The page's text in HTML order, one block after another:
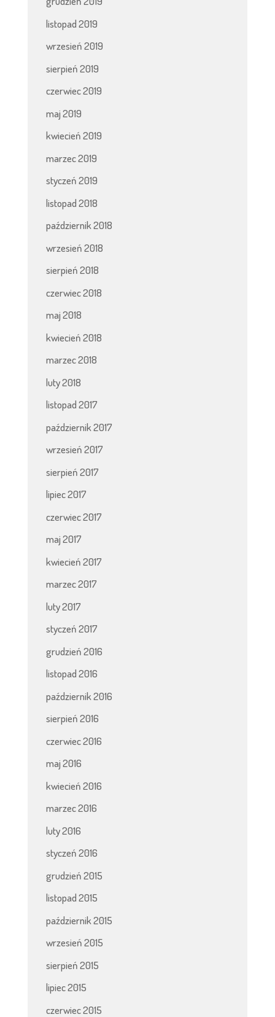
listopad 2019
wrzesień 2019
sierpień 2019
czerwiec 2019
maj 2019
kwiecień 2019
marzec 2019
styczeń 2019
listopad 2018
październik 2018
wrzesień 2018
sierpień 2018
czerwiec 2018
maj 2018
kwiecień 2018
marzec 2018
luty 2018
listopad 2017
październik 2017
wrzesień 2017
sierpień 2017
lipiec 2017
czerwiec 2017
maj 2017
kwiecień 2017
marzec 2017
luty 2017
styczeń 2017
grudzień 2016
listopad 2016
październik 2016
sierpień 2016
czerwiec 2016
maj 2016
kwiecień 2016
marzec 2016
luty 2016
styczeń 2016
grudzień 2015
listopad 2015
październik 2015
wrzesień 2015
sierpień 2015
lipiec 2015
czerwiec 2015